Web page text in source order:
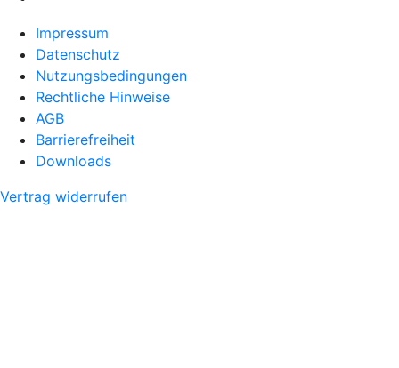
Impressum
Datenschutz
Nutzungsbedingungen
Rechtliche Hinweise
AGB
Barrierefreiheit
Downloads
Vertrag widerrufen